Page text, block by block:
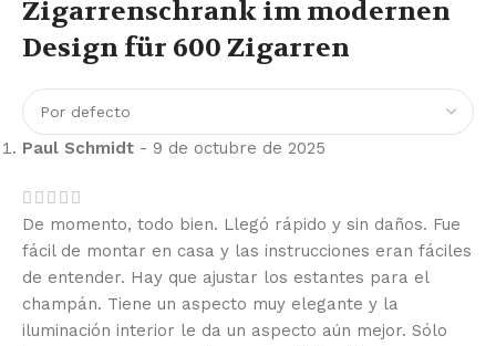
Zigarrenschrank im modernen
Design für 600 Zigarren
Paul Schmidt - 9 de octubre de 2025
De momento, todo bien. Llegó rápido y sin daños. Fue
fácil de montar en casa y las instrucciones eran fáciles
de entender. Hay que ajustar los estantes para el
champán. Tiene un aspecto muy elegante y la
iluminación interior le da un aspecto aún mejor. Sólo